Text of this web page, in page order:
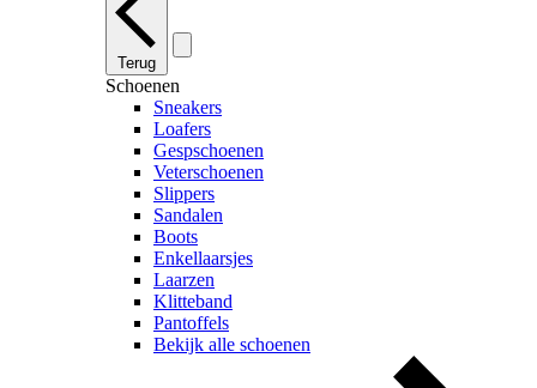
Terug
Schoenen
Sneakers
Loafers
Gespschoenen
Veterschoenen
Slippers
Sandalen
Boots
Enkellaarsjes
Laarzen
Klitteband
Pantoffels
Bekijk alle schoenen